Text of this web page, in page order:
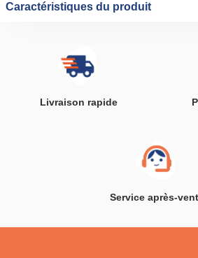
Caractéristiques du produit
Livraison rapide
Service après-